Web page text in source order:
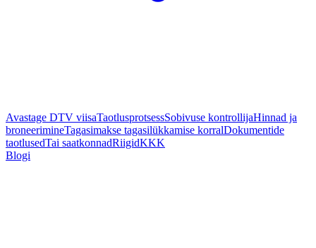
Avastage DTV viisaTaotlusprotsessSobivuse kontrollijaHinnad ja
broneerimineTagasimakse tagasilükkamise korralDokumentide
taotlusedTai saatkonnadRiigidKKK
Blogi